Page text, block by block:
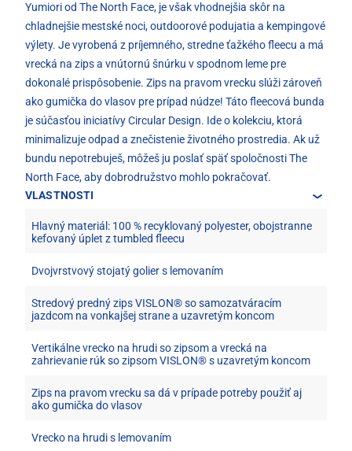
Yumiori od The North Face, je však vhodnejšia skôr na
chladnejšie mestské noci, outdoorové podujatia a kempingové
výlety. Je vyrobená z príjemného, stredne ťažkého fleecu a má
vrecká na zips a vnútornú šnúrku v spodnom leme pre
dokonalé prispôsobenie. Zips na pravom vrecku slúži zároveň
ako gumička do vlasov pre prípad núdze! Táto fleecová bunda
je súčasťou iniciatívy Circular Design. Ide o kolekciu, ktorá
minimalizuje odpad a znečistenie životného prostredia. Ak už
bundu nepotrebuješ, môžeš ju poslať späť spoločnosti The
North Face, aby dobrodružstvo mohlo pokračovať.
VLASTNOSTI
Hlavný materiál: 100 % recyklovaný polyester, obojstranne
kefovaný úplet z tumbled fleecu
Dvojvrstvový stojatý golier s lemovaním
Stredový predný zips VISLON® so samozatváracím
jazdcom na vonkajšej strane a uzavretým koncom
Vertikálne vrecko na hrudi so zipsom a vrecká na
zahrievanie rúk so zipsom VISLON® s uzavretým koncom
Zips na pravom vrecku sa dá v prípade potreby použiť aj
ako gumička do vlasov
Vrecko na hrudi s lemovaním